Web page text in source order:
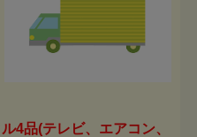
4品(テレビ、エアコン、